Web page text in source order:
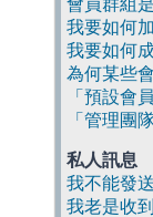
會員群組
我要如何
我要如何
為何某些
「預設會
「管理團
私人訊息
我不能發
我老是收